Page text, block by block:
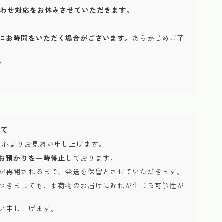
対応をお休みさせていただきます。
時間をいただく場合がございます。 あらかじめご了
よりお見舞い申し上げます。
預かりを一時停止 しております。
開されるまで、発送を保留とさせていただきます。
きましても、お荷物のお届けに遅れが生じる可能性が
し上げます。